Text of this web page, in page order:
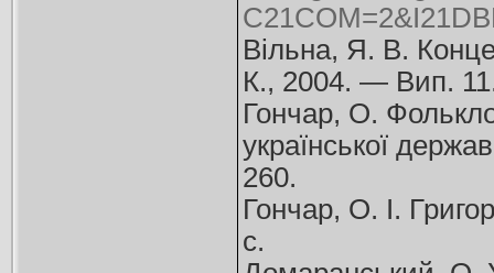
Вільна, Я. В.
К., 2004. — Вип.
Гончар, О.
української
260.
Гончар, О. І.
с.